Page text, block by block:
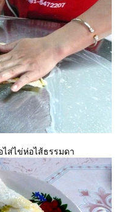
ส่ไข่ห่อไส้ธรรมดา